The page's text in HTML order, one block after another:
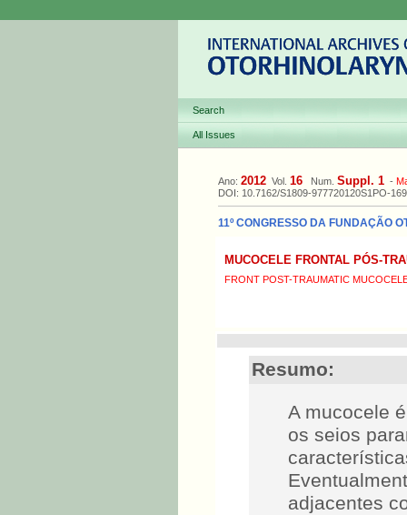
Search
All Issues
Ano: 2012 Vol. 16 Num. Suppl. 1 -
DOI: 10.7162/S1809-977720120S1PO-169
11º CONGRESSO DA FUNDAÇÃO
MUCOCELE FRONTAL PÓS-
FRONT POST-TRAUMATIC
Resumo:
A mucocele
os seios
adjacentes